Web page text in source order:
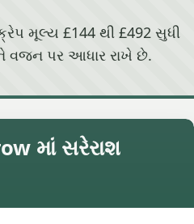
મૂલ્ય £144 થી £492 સુધી
પર આધાર રાખે છે.
માં સરેરાશ